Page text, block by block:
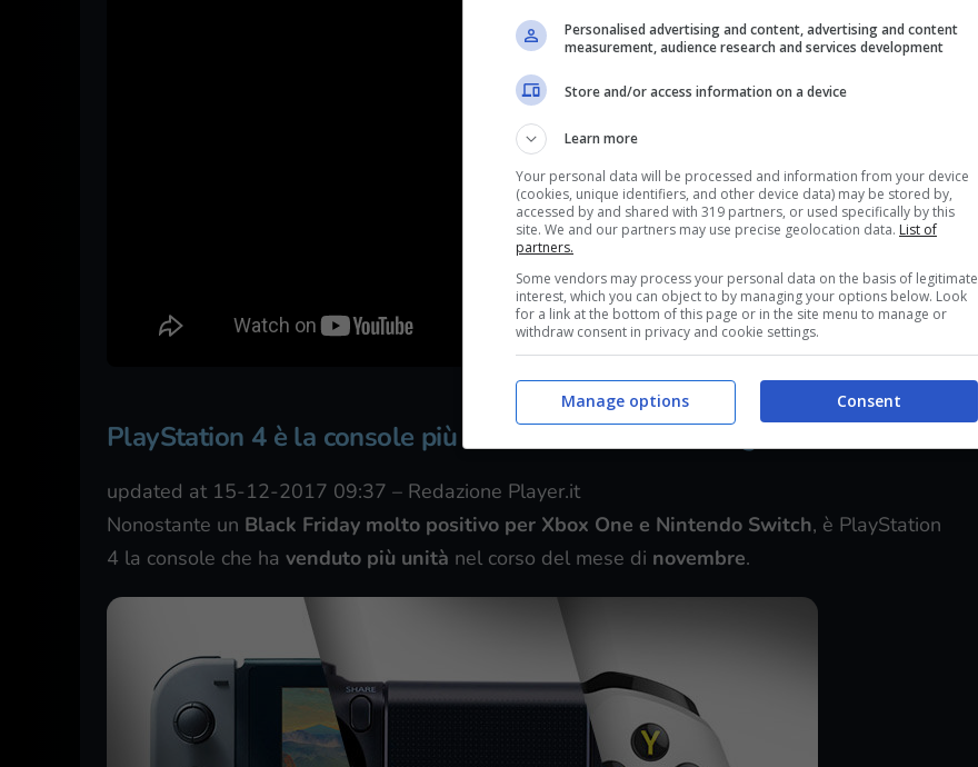
PlayStation 4 è la console più venduta a novembre negli USA
updated at 15-12-2017 09:37 – Redazione Player.it
Nonostante un Black Friday molto positivo per Xbox One e Nintendo Switch, è PlayStation
4 la console che ha venduto più unità nel corso del mese di novembre.
Personalised advertising and content, advertising and content
measurement, audience research and services development
Store and/or access information on a device
Learn more
Your personal data will be processed and information from your device
(cookies, unique identifiers, and other device data) may be stored by,
accessed by and shared with 319 partners, or used specifically by this
site. We and our partners may use precise geolocation data. List of
partners.
Some vendors may process your personal data on the basis of legitimate
interest, which you can object to by managing your options below. Look
for a link at the bottom of this page or in the site menu to manage or
withdraw consent in privacy and cookie settings.
Consent
Manage options